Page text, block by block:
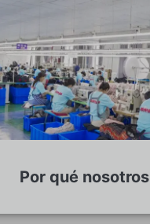
Por qué nosotros